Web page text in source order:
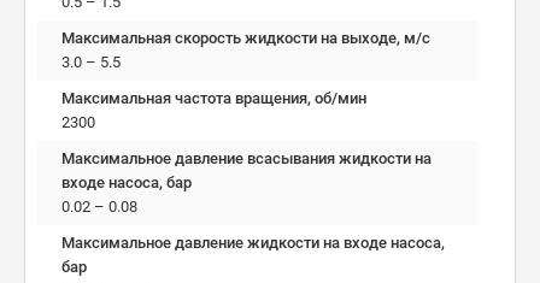
Максимальная скорость жидкости на выходе, м/с
3.0 – 5.5
Максимальная частота вращения, об/мин
2300
Максимальное давление всасывания жидкости на
входе насоса, бар
0.02 – 0.08
Максимальное давление жидкости на входе насоса,
бар